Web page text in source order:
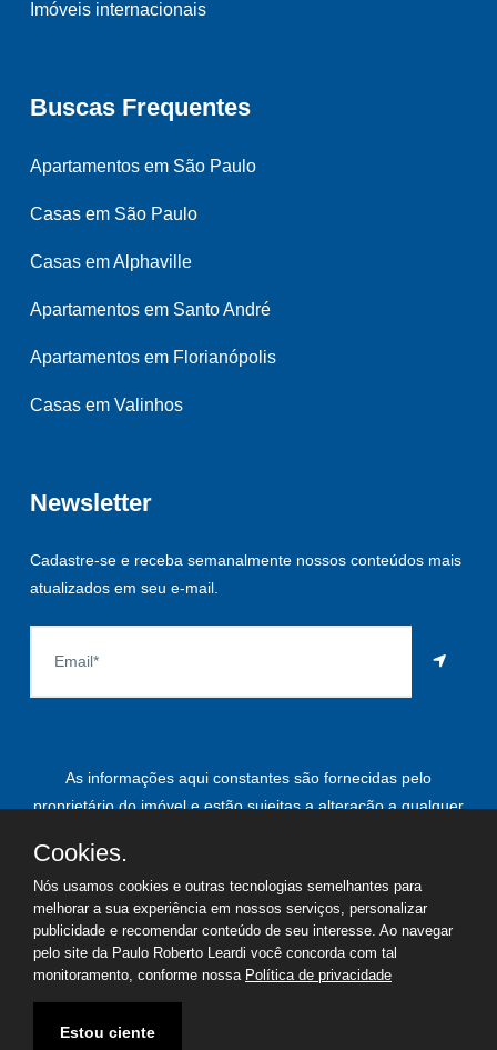
Imóveis internacionais
Buscas Frequentes
Apartamentos em São Paulo
Casas em São Paulo
Casas em Alphaville
Apartamentos em Santo André
Apartamentos em Florianópolis
Casas em Valinhos
Newsletter
Cadastre-se e receba semanalmente nossos conteúdos mais
atualizados em seu e-mail.
As informações aqui constantes são fornecidas pelo
proprietário do imóvel e estão sujeitas a alteração a qualquer
©2026Copyright - Paulo Roberto Leardi | Todos os direitos
reservados
Cookies.
Nós usamos cookies e outras tecnologias semelhantes para
melhorar a sua experiência em nossos serviços, personalizar
publicidade e recomendar conteúdo de seu interesse. Ao navegar
pelo site da Paulo Roberto Leardi você concorda com tal
monitoramento, conforme nossa Política de privacidade
Estou ciente